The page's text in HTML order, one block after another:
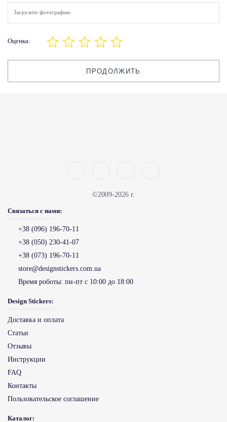
Загрузите фотографию
Оценка:
ПРОДОЛЖИТЬ
©2009-2026 г.
Связаться с нами:
+38 (096) 196-70-11
+38 (050) 230-41-07
+38 (073) 196-70-11
store@designstickers.com.ua
Время роботы: пн-пт с 10:00 до 18:00
Design Stickers:
Доставка и оплата
Статьи
Отзывы
Инструкции
FAQ
Контакты
Пользовательское соглашение
Каталог: